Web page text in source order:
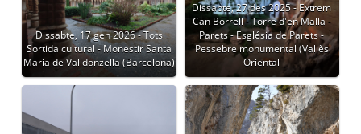
Dissabte, 17 gen 2026 - Tots
Sortida cultural - Monestir Santa
Maria de Valldonzella (Barcelona)
Dissabte, 27 des 2025 - Extrem
Can Borrell - Torre d'en Malla -
Parets - Església de Parets -
Pessebre monumental (Vallès
Oriental